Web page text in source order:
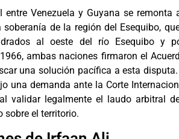
entre Venezuela y Guyana se remonta
de la región del Esequibo,
al oeste del río Esequibo y
ambas naciones firmaron el
una solución pacífica a esta
una demanda ante la Corte
validar legalmente el laudo arbitral
sobre el territorio.